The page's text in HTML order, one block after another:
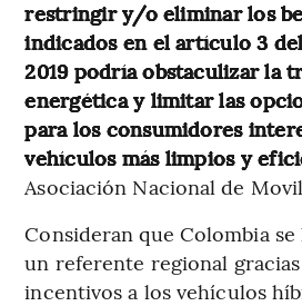
restringir y/o eliminar los
indicados en el artículo 3
2019 podría obstaculizar la
energética y limitar las
para los consumidores
vehículos más limpios y
Asociación Nacional de
Consideran que Colombia
un referente regional
incentivos a los vehículos